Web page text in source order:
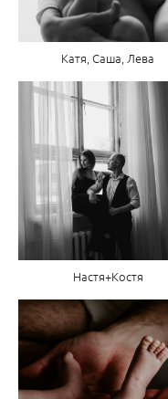
Катя, Саша, Лева
Настя+Костя